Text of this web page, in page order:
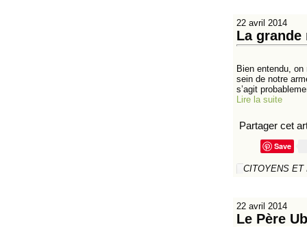
22 avril 2014
La
Bien entendu,
sein de notre
s’agit
Lire la suite
Partager cet
Save
CITOYENS ET
22 avril 2014
Le Père